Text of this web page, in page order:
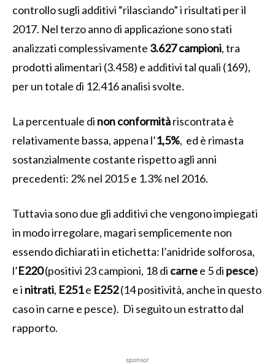
controllo sugli additivi “rilasciando” i risultati per il
2017. Nel terzo anno di applicazione sono stati
analizzati complessivamente 3.627 campioni, tra
prodotti alimentari (3.458) e additivi tal quali (169),
per un totale di 12.416 analisi svolte.
La percentuale di non conformitàriscontrata è
relativamente bassa, appena l’1,5%, ed è rimasta
sostanzialmente costante rispetto agli anni
precedenti: 2% nel 2015 e 1.3% nel 2016.
Tuttavia sono due gli additivi che vengono impiegati
in modo irregolare, magari semplicemente non
essendo dichiarati in etichetta: l’anidride solforosa,
l’E220(positivi 23 campioni, 18 di carnee 5 di pesce)
e i nitrati, E251e E252(14 positività, anche in questo
caso in carne e pesce). Di seguito un estratto dal
rapporto.
sponsor